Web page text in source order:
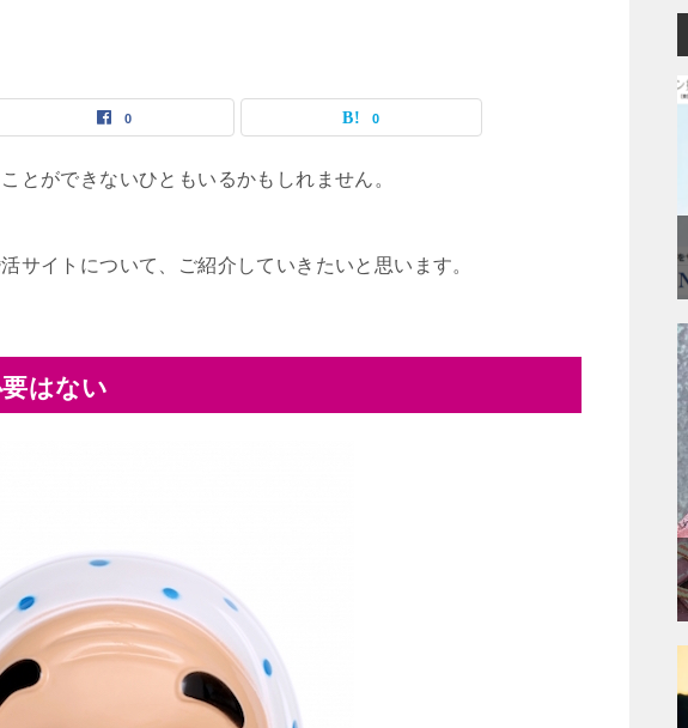
0 0
とができないひともいるかもしれません。
サイトについて、ご紹介していきたいと思います。
はない